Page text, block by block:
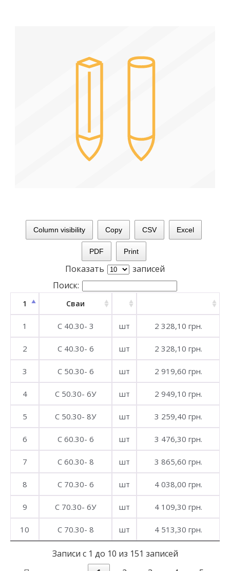
Column visibility Copy CSV Excel
PDF Print
Показать
записей
Поиск:
1 Сваи
1 С 40.30- 3 шт 2 328,10 грн.
2 С 40.30- 6 шт 2 328,10 грн.
3 С 50.30- 6 шт 2 919,60 грн.
4 С 50.30- 6У шт 2 949,10 грн.
5 С 50.30- 8У шт 3 259,40 грн.
6 С 60.30- 6 шт 3 476,30 грн.
7 С 60.30- 8 шт 3 865,60 грн.
8 С 70.30- 6 шт 4 038,00 грн.
9 С 70.30- 6У шт 4 109,30 грн.
10 С 70.30- 8 шт 4 513,30 грн.
Записи с 1 до 10 из 151 записей